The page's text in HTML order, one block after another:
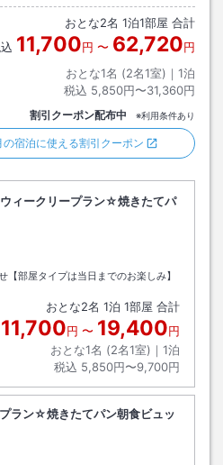
かな環境でぐっすりお休み頂けます。
おとな2名 1泊1部屋 合計
11,700円 〜 62,720円
おとな1名 (2名1室)｜ 1泊
税込 5,850円〜31,360円
割引クーポン配布中 ※利用条件あり
の宿泊に使える割引クーポン
ウィークリープラン☆焼きたてパ
【部屋タイプは当日までのお楽しみ】
おとな2名 1泊 1部屋 合計
11,700円 〜 19,400円
おとな1名 (2名1室)｜ 1泊
税込 5,850円〜9,700円
ラン☆焼きたてパン朝食ビュッ